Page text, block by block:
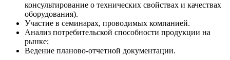
консультирование о технических свойствах и качествах
оборудования).
Участие в семинарах, проводимых компанией.
Анализ потребительской способности продукции на
рынке;
Ведение планово-отчетной документации.